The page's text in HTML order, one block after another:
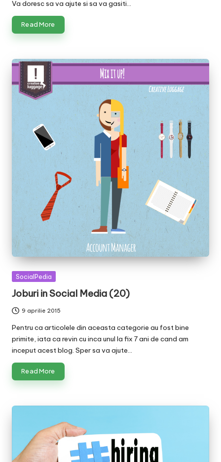
Va doresc sa va ajute si sa va gasiti…
Read More
Posted
SocialPedia
Joburi in Social Media (20)
9 aprilie 2015
Pentru ca articolele din aceasta categorie au fost bine
primite, iata ca revin cu inca unul la fix 7 ani de cand am
inceput acest blog. Sper sa va ajute…
Read More